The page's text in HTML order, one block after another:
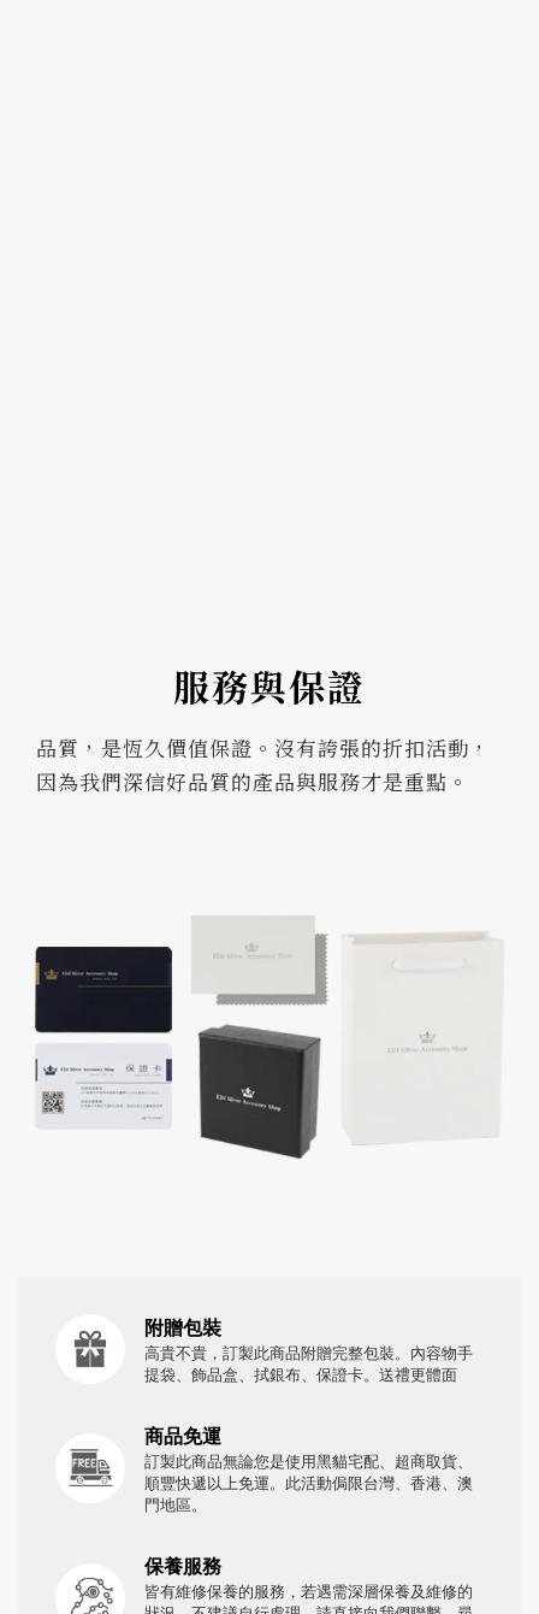
服務與保證
品質，是恆久價值保證。沒有誇張的折扣活動，
因為我們深信好品質的產品與服務才是重點。
附贈包裝
高貴不貴，訂製此商品附贈完整包裝。內容物手
提袋、飾品盒、拭銀布、保證卡。送禮更體面
商品免運
訂製此商品無論您是使用黑貓宅配、超商取貨、
順豐快遞以上免運。此活動侷限台灣、香港、澳
門地區。
保養服務
皆有維修保養的服務，若遇需深層保養及維修的